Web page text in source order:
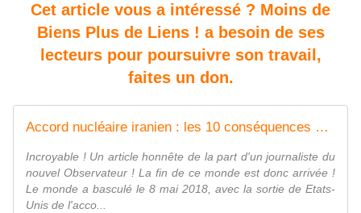
Cet article vous a intéressé ? Moins de
Biens Plus de Liens ! a besoin de ses
lecteurs pour poursuivre son travail,
faites un don.
Accord nucléaire iranien : les 10 conséquences de la (folle) décision de Trump - MOINS de BIENS PLUS de LIENS
Incroyable ! Un article honnête de la part d'un journaliste du
nouvel Observateur ! La fin de ce monde est donc arrivée !
Le monde a basculé le 8 mai 2018, avec la sortie de Etats-
Unis de l'acco...